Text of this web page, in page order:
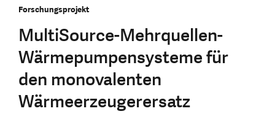
Forschungsprojekt
MultiSource-Mehrquellen-
Wärmepumpensysteme für
den monovalenten
Wärmeerzeugerersatz